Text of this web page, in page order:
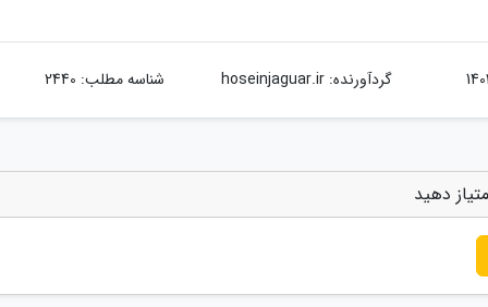
گردآورنده:hoseinjaguar.ir شناسه مطلب: 2440